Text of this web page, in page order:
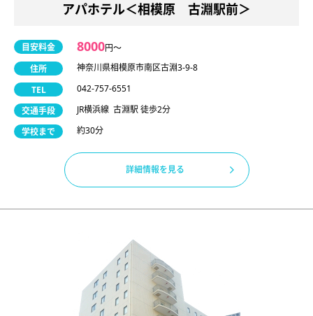
アパホテル＜相模原 古淵駅前＞
目安料金 8000円〜
住所
神奈川県相模原市南区古淵3-9-8
TEL
042-757-6551
交通手段
JR横浜線 古淵駅 徒歩2分
学校まで
約30分
詳細情報を見る